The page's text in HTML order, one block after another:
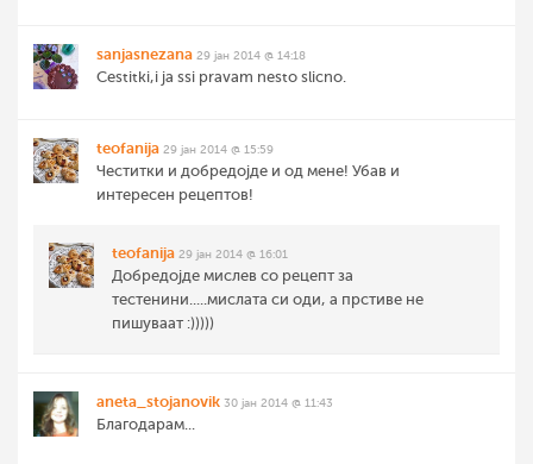
sanjasnezana 29 јан 2014 @ 14:18
Cestitki,i ja ssi pravam nesto slicno.
teofanija 29 јан 2014 @ 15:59
Честитки и добредојде и од мене! Убав и
интересен рецептов!
teofanija 29 јан 2014 @ 16:01
Добредојде мислев со рецепт за
тестенини.....мислата си оди, а прстиве не
пишуваат :)))))
aneta_stojanovik 30 јан 2014 @ 11:43
Благодарам...